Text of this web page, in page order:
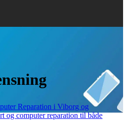
Reparation i Viborg og
og computer reparation til både